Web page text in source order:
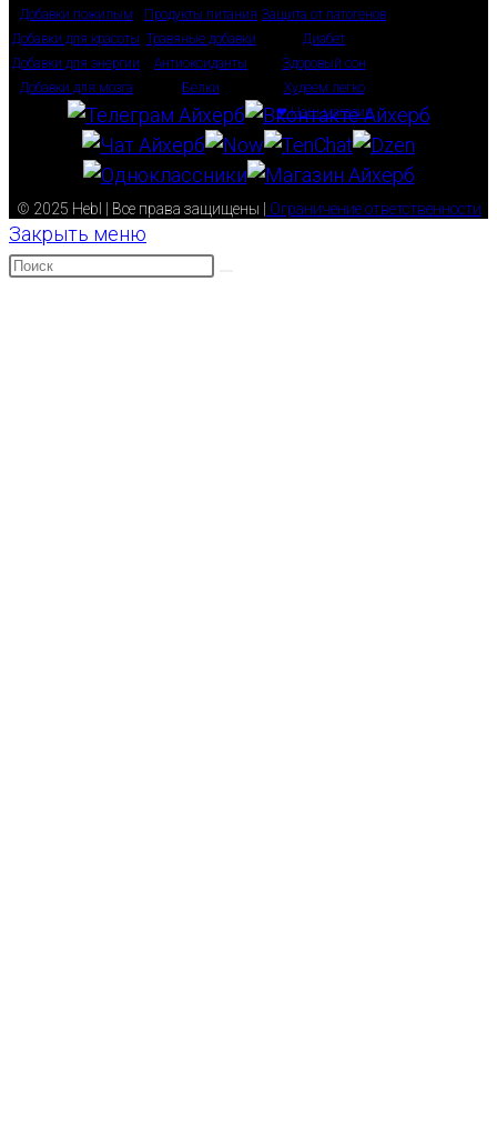
Добавки пожилым
Добавки для красоты
Добавки для энергии
Добавки для мозга
Продукты питания
Травяные добавки
Антиоксиданты
Белки
Защита от патогенов
Диабет
Здоровый сон
Худеем легко
❤ Наш магазин
© 2025 Hebl | Все права защищены | Ограничение ответственности
Закрыть меню